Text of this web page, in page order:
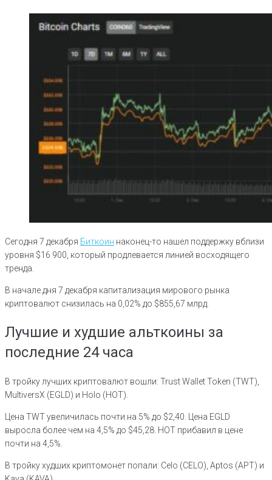
Сегодня 7 декабря Биткоин наконец-то нашел поддержку вблизи
уровня $16 900, который продлевается линией восходящего
тренда.
В начале дня 7 декабря капитализация мирового рынка
криптовалют снизилась на 0,02% до $855,67 млрд.
Лучшие и худшие альткоины за
последние 24 часа
В тройку лучших криптовалют вошли: Trust Wallet Token (TWT),
MultiversX (EGLD) и Holo (HOT).
Цена TWT увеличилась почти на 5% до $2,40. Цена EGLD
выросла более чем на 4,5% до $45,28. HOT прибавил в цене
почти на 4,5%.
В тройку худших криптомонет попали: Celo (CELO), Aptos (APT) и